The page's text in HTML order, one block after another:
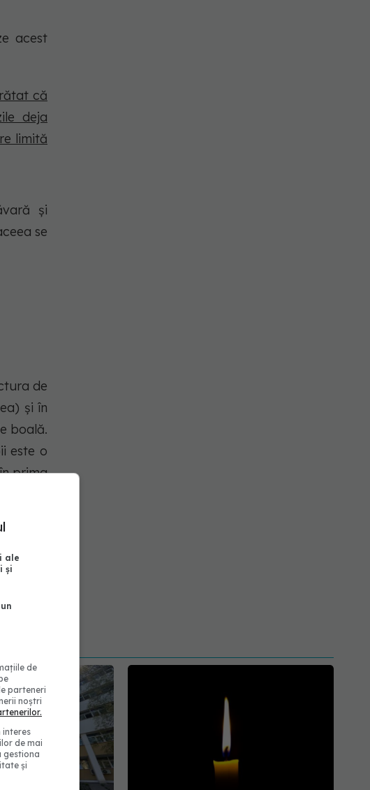
acest
că
deja
limită
și
se
de
și în
boală.
este o
prima
să
cu
ale
și
de
parteneri
noștri
interes
de mai
gestiona
și